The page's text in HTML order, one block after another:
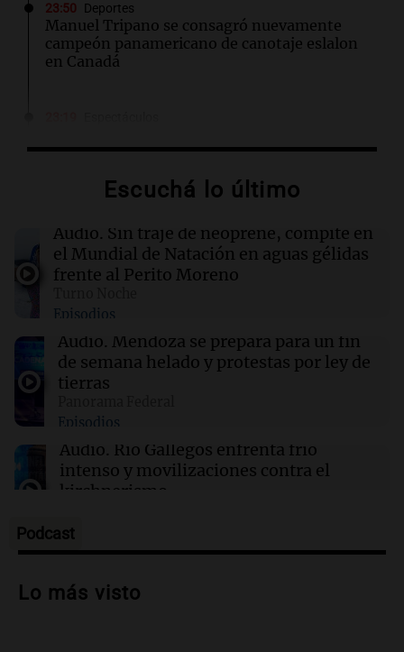
23:50 Deportes
Manuel Tripano se consagró nuevamente
campeón panamericano de canotaje eslalon
en Canadá
abandona por la salud de su madre
Intensas tormentas de arena impactan
Phoenix en dos ocasiones durante la misma
semana
23:02 Política y Economía
Incidentes frente al Congreso: 12 detenidos y
dos heridos tras la marcha
Clima en Buenos Aires: el frío polar llega este
viernes 7 de agosto tras tormentas
Escuchá lo último
Audio. Sin traje de neoprene, compite en
el Mundial de Natación en aguas gélidas
frente al Perito Moreno
Episodios
Audio. Mendoza se prepara para un fin
de semana helado y protestas por ley de
tierras
Episodios
Audio. Río Gallegos enfrenta frío
intenso y movilizaciones contra el
kirchnerismo
Episodios
Audio.Debate en el Senado sobre
la soberanía digital en Argentina
Podcast
Lo más visto